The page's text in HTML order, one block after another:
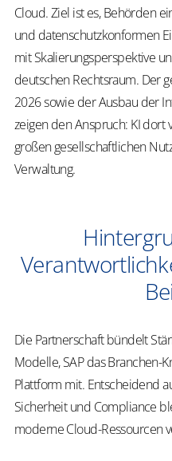
Cloud. Ziel ist es, Behörden
und datenschutzkonformen
mit Skalierungsperspektive
deutschen Rechtsraum. Der
2026 sowie der Ausbau der
zeigen den Anspruch: KI dort
großen gesellschaftlichen
Verwaltung.
Die Partnerschaft bündelt
Modelle, SAP das Branchen-
Plattform mit. Entscheidend
Sicherheit und Compliance
moderne Cloud-Ressourcen